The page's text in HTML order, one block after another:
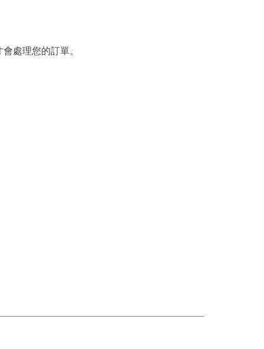
處理您的訂單。